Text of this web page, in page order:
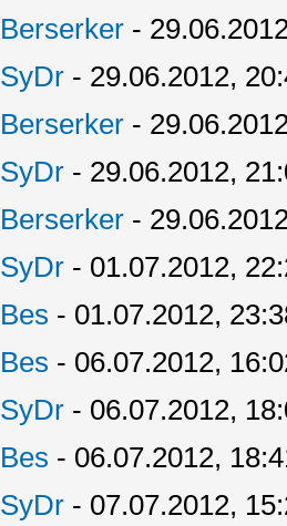
Berserker -
SyDr - 29.06.2012,
Berserker -
SyDr - 29.06.2012,
Berserker -
SyDr - 01.07.2012,
Bes - 01.07.2012,
Bes - 06.07.2012,
SyDr - 06.07.2012,
Bes - 06.07.2012,
SyDr - 07.07.2012,